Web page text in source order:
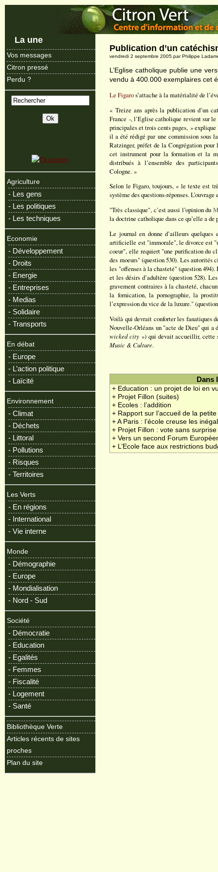
La une
Vos messages
Citron pressé
Perdu ?
Agriculture
- Les gens
- Les politiques
- Les techniques
Economie
- Développement
- Droits
- Energie
- Entreprises
- Medias
- Solidaire
- Transports
En débat
- Europe
- L’action politique
- Laïcité
Environnement
- Climat
- Déchets
- Littoral
- Pollutions
- Risques
- Territoires
Les Verts
- En régions
- International
- Vie interne
Monde
- Démographie
- Europe
- Mondialisation
- Nord - Sud
Société
- Démocratie
- Education
- Egalités
- Femmes
- Fiscalité
- Logement
- Santé
Bibliothèque Verte
Articles récents de sites
proches
Plan du site
Publication d’un
vendredi 2 septembre 2005.par Philippe
L’Eglise catholique publie une
vendu à 400.000 exemplaires cet
Le Figaros’attache à la matérialité de
« Treize ans après la publication d’un
France -, l’Eglise catholique revient sur
principales et trois cents pages, »
il a été rédigé par une commission sous
Ratzinger, préfet de la Congrégation
cet instrument pour la formation et la
distribués à l’ensemble des
Cologne. »
Selon le Figaro, toujours, « le texte est
système des questions-réponses.
"Très classique", c’est aussi l’opinion du
la doctrine catholique dans ce qu’elle a
Le journal en donne d’ailleurs
artificielle est "immorale", le divorce est
coeur", elle requiert "une purification du
des moeurs" (question 530). Les autorités
les "offenses à la chasteté" (question 494).
et les désirs d’adultère (question 528).
gravement contraires à la chasteté,
la fornication, la pornographie, la
l’expression du vice de la luxure."
Voilà qui devrait conforter les fanatiques
Nouvelle-Orléans un "acte de Dieu" qui
wicked city ») qui devait accueillir, cette
Music & Culture.
Dans
+ Education : un projet de loi en
+ Projet Fillon (suites)
+ Ecoles : l’addition
+ Rapport sur l’accueil de la
+ A Paris : l’école creuse les
+ Projet Fillon : vote sans surprise
+ Vers un second Forum
+ L’Ecole face aux restrictions